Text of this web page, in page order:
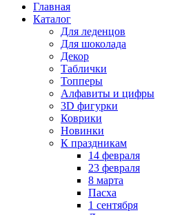
Главная
Каталог
Для леденцов
Для шоколада
Декор
Таблички
Топперы
Алфавиты и цифры
3D фигурки
Коврики
Новинки
К праздникам
14 февраля
23 февраля
8 марта
Пасха
1 сентября